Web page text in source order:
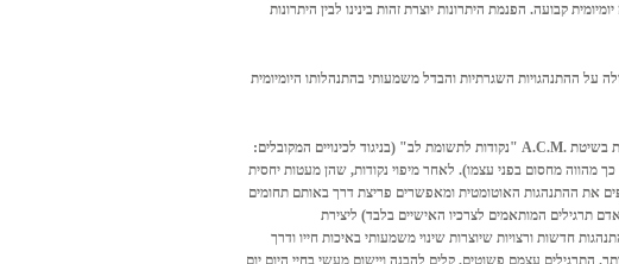
קבועה. הפנמת היתרונות יוצרת זהות בינינו לבין היתרונות
על ההתנהגויות השגרתיות והבדל משמעותי בהתנהלותו היומיומית
מיעוטן של ההתנהגויות הטבעיות שאינן משרתות אותנו מכונות בשיטת .A.C.M "נקודות לתשומת לב" (בניגוד לכינויים המקובלים:
מהווה מחסום בפני עצמו). לאחר מיפוי נקודות, שהן מעטות יחסית
את ההתנהגות האוטומטית ומאפשרים פריצת דרך באותם תחומים
תרגילים המותאמים לצרכיו האישיים בלבד) ליצירת
חדשות ורצויות שיוצרות שינוי משמעותי באיכות חייו ודרך
התרגילים עצמם פשוטים, קלים להבנה ויישום מעשי בחיי היום יום